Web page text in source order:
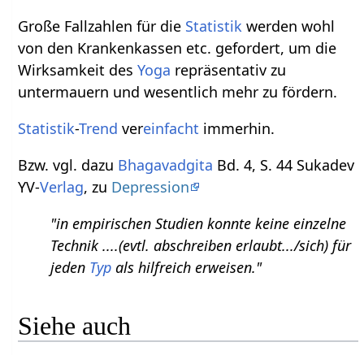
Große Fallzahlen für die Statistik werden wohl
von den Krankenkassen etc. gefordert, um die
Wirksamkeit desYoga repräsentativ zu
untermauern und wesentlich mehr zu fördern.
Statistik-Trend vereinfacht immerhin.
Bzw. vgl. dazu Bhagavadgita Bd. 4, S. 44 Sukadev
YV-Verlag, zu Depression
"in empirischen Studien konnte keine einzelne
Technik ....(evtl. abschreiben erlaubt.../sich) für
jeden Typ als hilfreich erweisen."
Siehe auch